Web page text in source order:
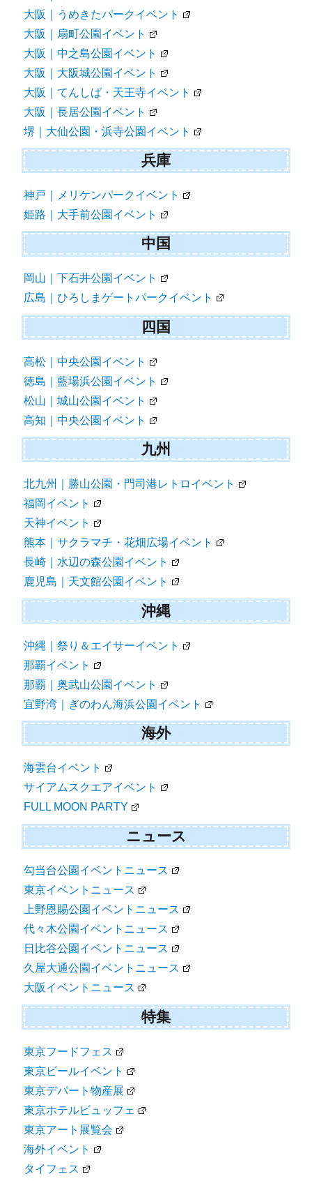
大阪｜うめきたパークイベント
大阪｜扇町公園イベント
大阪｜中之島公園イベント
大阪｜大阪城公園イベント
大阪｜てんしば・天王寺イベント
大阪｜長居公園イベント
堺｜大仙公園・浜寺公園イベント
兵庫
神戸｜メリケンパークイベント
姫路｜大手前公園イベント
中国
岡山｜下石井公園イベント
広島｜ひろしまゲートパークイベント
四国
高松｜中央公園イベント
徳島｜藍場浜公園イベント
松山｜城山公園イベント
高知｜中央公園イベント
九州
北九州｜勝山公園・門司港レトロイベント
福岡イベント
天神イベント
熊本｜サクラマチ・花畑広場イベント
長崎｜水辺の森公園イベント
鹿児島｜天文館公園イベント
沖縄
沖縄｜祭り＆エイサーイベント
那覇イベント
那覇｜奥武山公園イベント
宜野湾｜ぎのわん海浜公園イベント
海外
海雲台イベント
サイアムスクエアイベント
FULL MOON PARTY
ニュース
勾当台公園イベントニュース
東京イベントニュース
上野恩賜公園イベントニュース
代々木公園イベントニュース
日比谷公園イベントニュース
久屋大通公園イベントニュース
大阪イベントニュース
特集
東京フードフェス
東京ビールイベント
東京デパート物産展
東京ホテルビュッフェ
東京アート展覧会
海外イベント
タイフェス